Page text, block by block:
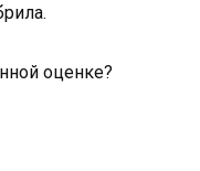
оценке?